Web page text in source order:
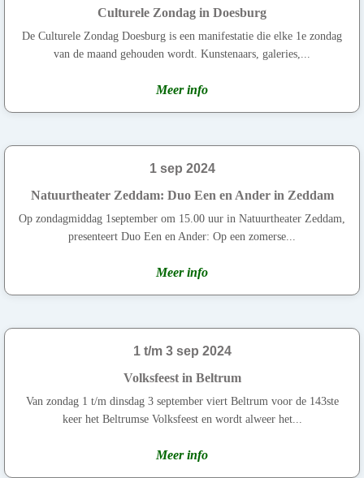
Culturele Zondag in Doesburg
De Culturele Zondag Doesburg is een manifestatie die elke 1e zondag
van de maand gehouden wordt. Kunstenaars, galeries,...
Meer info
1 sep 2024
Natuurtheater Zeddam: Duo Een en Ander in Zeddam
Op zondagmiddag 1september om 15.00 uur in Natuurtheater Zeddam,
presenteert Duo Een en Ander: Op een zomerse...
Meer info
1 t/m 3 sep 2024
Volksfeest in Beltrum
Van zondag 1 t/m dinsdag 3 september viert Beltrum voor de 143ste
keer het Beltrumse Volksfeest en wordt alweer het...
Meer info